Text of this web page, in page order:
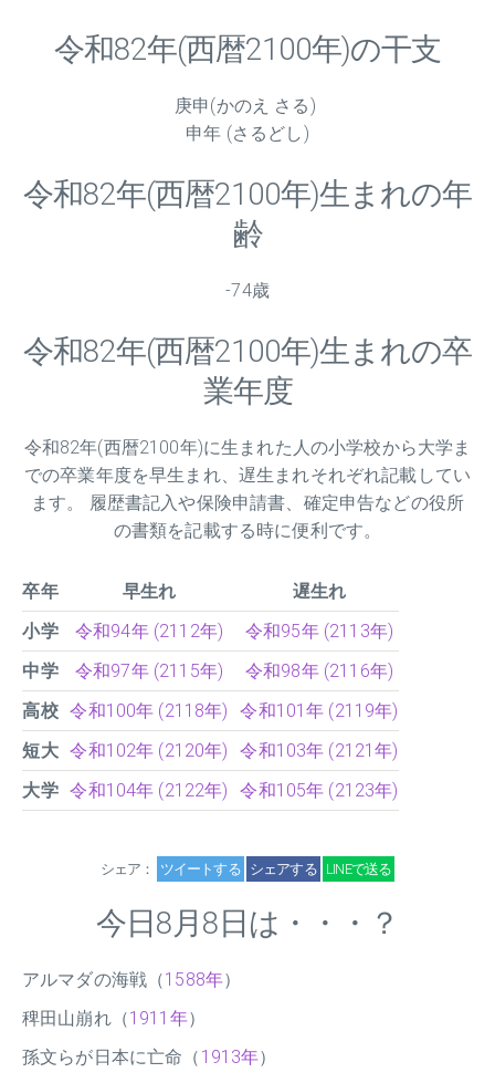
令和82年(西暦2100年)の干支
庚申(かのえ さる)
申年 (さるどし)
令和82年(西暦2100年)生まれの年
齢
-74歳
令和82年(西暦2100年)生まれの卒
業年度
令和82年(西暦2100年)に生まれた人の小学校から大学ま
での卒業年度を早生まれ、遅生まれそれぞれ記載してい
ます。 履歴書記入や保険申請書、確定申告などの役所
の書類を記載する時に便利です。
卒年 早生れ
遅生れ
小学
令和94年 (2112年)
令和95年 (2113年)
中学
令和97年 (2115年)
令和98年 (2116年)
高校 令和100年 (2118年)
令和101年 (2119年)
短大 令和102年 (2120年)
令和103年 (2121年)
大学 令和104年 (2122年) 令和105年 (2123年)
シェア： ツイートする シェアする LINEで送る
今日8月8日は・・・？
アルマダの海戦（1588年）
稗田山崩れ（1911年）
孫文らが日本に亡命（ 1913年）